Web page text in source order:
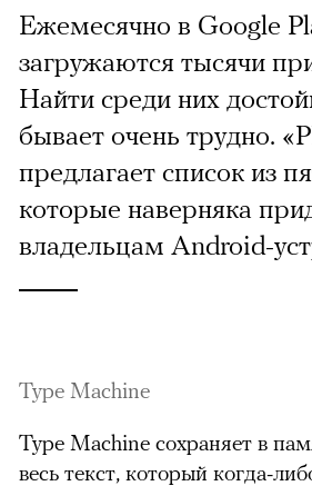
Ежемесячно в Google
загружаются тысячи
Найти среди них
бывает очень трудно.
предлагает список из
которые наверняка
владельцам Android-
Type Machine
Type Machine сохраняет в
весь текст, который когда-